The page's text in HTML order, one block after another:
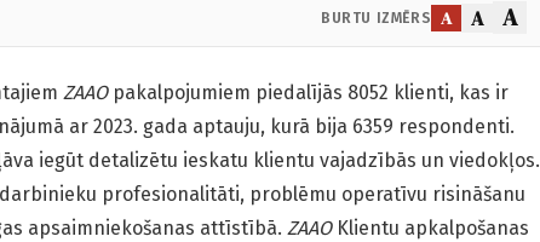
BURTU IZMĒRS A A A
ZAAOpakalpojumiem piedalījās 8052 klienti, kas ir
ar 2023. gada aptauju, kurā bija 6359 respondenti.
iegūt detalizētu ieskatu klientu vajadzībās un viedokļos.
profesionalitāti, problēmu operatīvu risināšanu
apsaimniekošanas attīstībā. ZAAOKlientu apkalpošanas